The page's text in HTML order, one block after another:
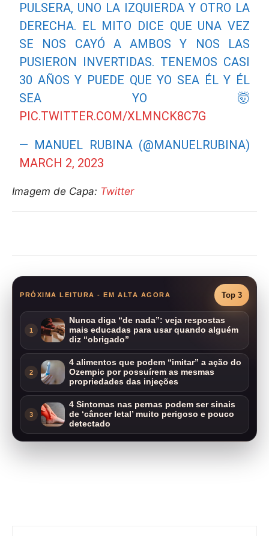
PULSERA, UNO LA IZQUIERDA Y OTRO LA
DERECHA. EL MITO DICE QUE UNA VEZ
SE NOS CAYÓ A AMBOS Y NOS LAS
PUSIERON INVERTIDAS. TENEMOS CASI
30 AÑOS Y PUEDE QUE YO SEA ÉL Y ÉL
SEA YO 🤯
PIC.TWITTER.COM/XLMNCK8C7G
— MANUEL RUBINA (@MANUELRUBINA)
MARCH 2, 2023
Imagem de Capa: Twitter
PRÓXIMA LEITURA - EM ALTA AGORA Top 3
1
Nunca diga “de nada”: veja respostas
mais educadas para usar quando alguém
diz “obrigado”
2
4 alimentos que podem “imitar” a ação do
Ozempic por possuírem as mesmas
propriedades das injeções
3
4 Sintomas nas pernas podem ser sinais
de ‘câncer letal’ muito perigoso e pouco
detectado